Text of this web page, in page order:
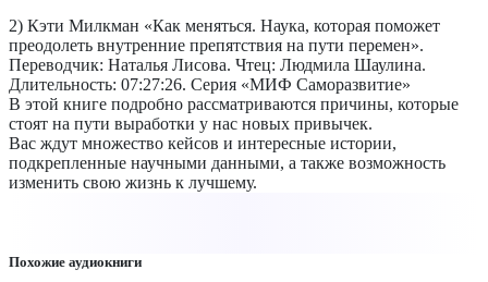
2) Кэти Милкман «Как меняться. Наука, которая поможет
преодолеть внутренние препятствия на пути перемен».
Переводчик: Наталья Лисова. Чтец: Людмила Шаулина.
Длительность: 07:27:26. Серия «МИФ Саморазвитие»
В этой книге подробно рассматриваются причины, которые
стоят на пути выработки у нас новых привычек.
Вас ждут множество кейсов и интересные истории,
подкрепленные научными данными, а также возможность
изменить свою жизнь к лучшему.
Похожие аудиокниги